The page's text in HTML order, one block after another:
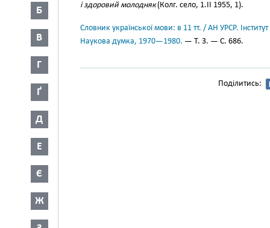
Б
В
Г
Ґ
Д
Е
Є
Ж
і здоровий молодняк(Колг. село, 1.II 1955, 1).
Словник української мови: в 11 тт. / АН УРСР.
Наукова думка, 1970—1980. — Т. 3. — С. 686.
Поділитись: